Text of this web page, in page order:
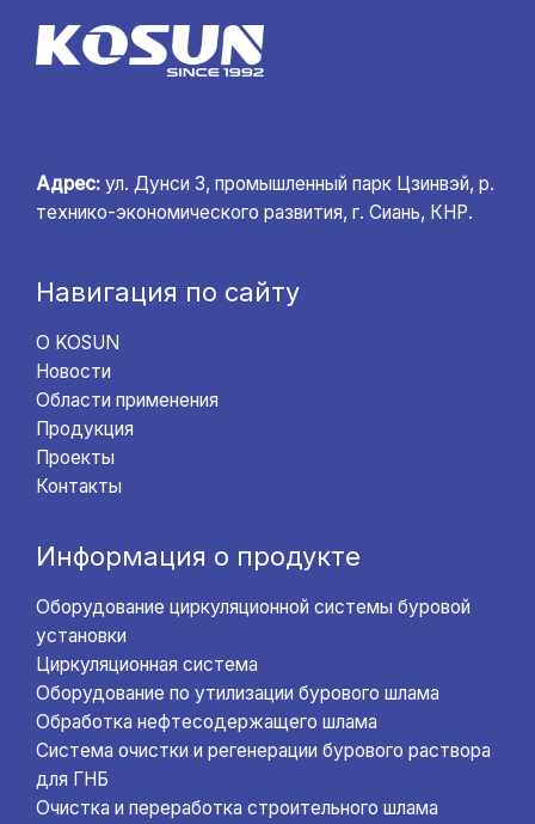
Адрес: ул. Дунси 3, промышленный парк Цзинвэй, р.
технико-экономического развития, г. Сиань, КНР.
Навигация по сайту
О KOSUN
Новости
Области применения
Продукция
Проекты
Контакты
Информация о продукте
Оборудование циркуляционной системы буровой
установки
Циркуляционная система
Оборудование по утилизации бурового шлама
Обработка нефтесодержащего шлама
Система очистки и регенерации бурового раствора
для ГНБ
Очистка и переработка строительного шлама